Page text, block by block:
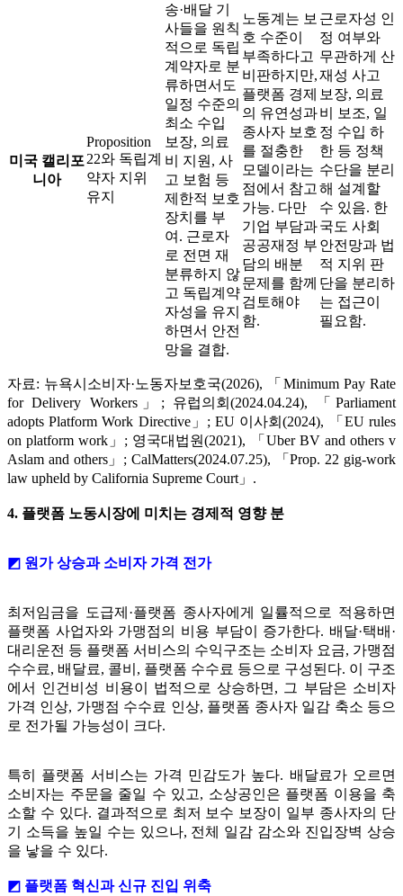
미국 캘리포
니아
Proposition
22와 독립계
약자 지위
유지
송·배달 기
사들을 원칙
적으로 독립
계약자로 분
류하면서도
일정 수준의
최소 수입
보장, 의료
비 지원, 사
고 보험 등
제한적 보호
장치를 부
여. 근로자
로 전면 재
분류하지 않
고 독립계약
자성을 유지
하면서 안전
망을 결합.
노동계는 보
호 수준이
부족하다고
비판하지만,
플랫폼 경제
의 유연성과
종사자 보호
를 절충한
모델이라는
점에서 참고
가능. 다만
기업 부담과
공공재정 부
담의 배분
문제를 함께
검토해야
함.
근로자성 인
정 여부와
무관하게 산
재성 사고
보장, 의료
비 보조, 일
정 수입 하
한 등 정책
수단을 분리
해 설계할
수 있음. 한
국도 사회
안전망과 법
적 지위 판
단을 분리하
는 접근이
필요함.
자료: 뉴욕시소비자·노동자보호국(2026), 「Minimum Pay Rate
for Delivery Workers」; 유럽의회(2024.04.24), 「Parliament
adopts Platform Work Directive」; EU 이사회(2024), 「EU rules
on platform work」; 영국대법원(2021), 「Uber BV and others v
Aslam and others」; CalMatters(2024.07.25), 「Prop. 22 gig-work
law upheld by California Supreme Court」.
4. 플랫폼 노동시장에 미치는 경제적 영향 분
◩ 원가 상승과 소비자 가격 전가
최저임금을 도급제·플랫폼 종사자에게 일률적으로 적용하면
플랫폼 사업자와 가맹점의 비용 부담이 증가한다. 배달·택배·
대리운전 등 플랫폼 서비스의 수익구조는 소비자 요금, 가맹점
수수료, 배달료, 콜비, 플랫폼 수수료 등으로 구성된다. 이 구조
에서 인건비성 비용이 법적으로 상승하면, 그 부담은 소비자
가격 인상, 가맹점 수수료 인상, 플랫폼 종사자 일감 축소 등으
로 전가될 가능성이 크다.
특히 플랫폼 서비스는 가격 민감도가 높다. 배달료가 오르면
소비자는 주문을 줄일 수 있고, 소상공인은 플랫폼 이용을 축
소할 수 있다. 결과적으로 최저 보수 보장이 일부 종사자의 단
기 소득을 높일 수는 있으나, 전체 일감 감소와 진입장벽 상승
을 낳을 수 있다.
◩ 플랫폼 혁신과 신규 진입 위축